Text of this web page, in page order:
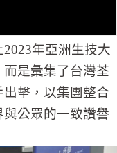
年亞洲生技大
是彙集了台灣荃
擊，以集團整合
公眾的一致讚譽